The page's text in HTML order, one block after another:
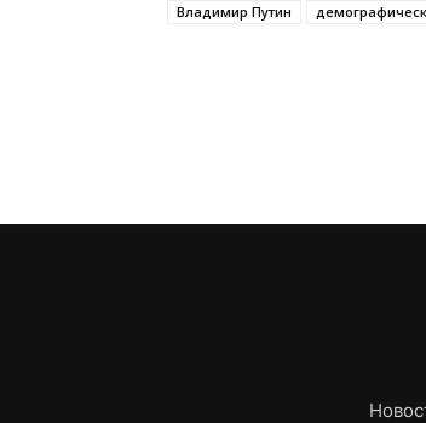
Владимир Путин